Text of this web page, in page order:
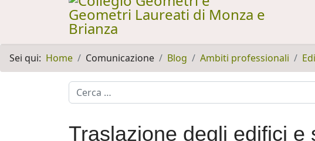
Sei qui: Home Comunicazione Blog Ambiti professionali
Motore di ricerca
Traslazione degli edifici e